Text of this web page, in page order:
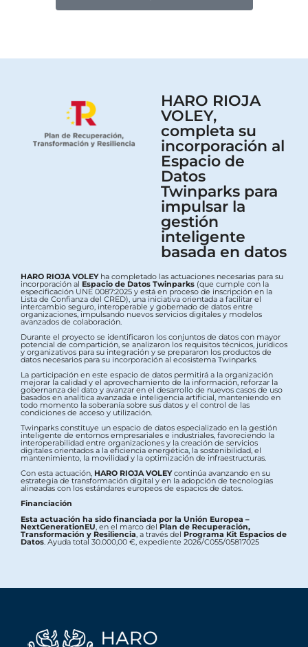
HARO RIOJA
VOLEY,
completa su
incorporación al
Espacio de
Datos
Twinparks para
impulsar la
gestión
inteligente
basada en datos
HARO RIOJA VOLEYha completado las actuaciones necesarias para su
incorporación al Espacio de Datos Twinparks (que cumple con la
especificación UNE 0087:2025 y está en proceso de inscripción en la
Lista de Confianza del CRED), una iniciativa orientada a facilitar el
intercambio seguro, interoperable y gobernado de datos entre
organizaciones, impulsando nuevos servicios digitales y modelos
avanzados de colaboración.
Durante el proyecto se identificaron los conjuntos de datos con mayor
potencial de compartición, se analizaron los requisitos técnicos, jurídicos
y organizativos para su integración y se prepararon los productos de
datos necesarios para su incorporación al ecosistema Twinparks.
La participación en este espacio de datos permitirá a la organización
mejorar la calidad y el aprovechamiento de la información, reforzar la
gobernanza del dato y avanzar en el desarrollo de nuevos casos de uso
basados en analítica avanzada e inteligencia artificial, manteniendo en
todo momento la soberanía sobre sus datos y el control de las
condiciones de acceso y utilización.
Twinparks constituye un espacio de datos especializado en la gestión
inteligente de entornos empresariales e industriales, favoreciendo la
interoperabilidad entre organizaciones y la creación de servicios
digitales orientados a la eficiencia energética, la sostenibilidad, el
mantenimiento, la movilidad y la optimización de infraestructuras.
Con esta actuación, HARO RIOJA VOLEYcontinúa avanzando en su
estrategia de transformación digital y en la adopción de tecnologías
alineadas con los estándares europeos de espacios de datos.
Financiación
Esta actuación ha sido financiada por la Unión Europea –
NextGenerationEU , en el marco delPlan de Recuperación,
Transformación y Resiliencia , a través del Programa Kit Espacios de
Datos . Ayuda total 30.000,00 €, expediente 2026/C055/05817025